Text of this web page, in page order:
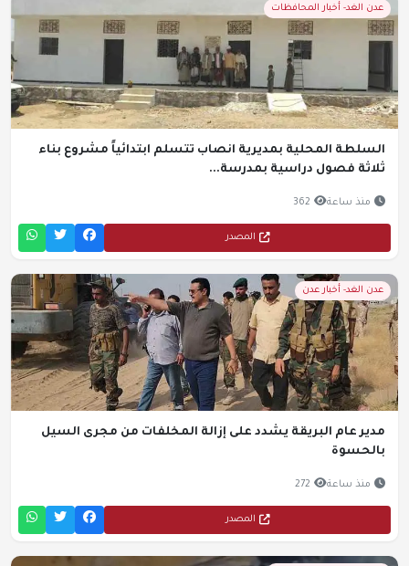
عدن الغد- أخبار المحافظات
السلطة المحلية بمديرية انصاب تتسلم ابتدائياً مشروع بناء
ثلاثة فصول دراسية بمدرسة...
منذ ساعة 362
المصدر
عدن الغد- أخبار عدن
مدير عام البريقة يشدد على إزالة المخلفات من مجرى السيل
بالحسوة
منذ ساعة 272
المصدر